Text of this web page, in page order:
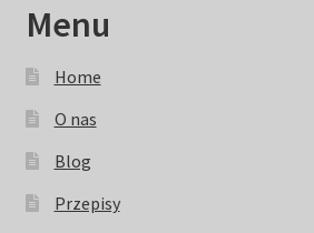
Menu
Home
O nas
Blog
Przepisy